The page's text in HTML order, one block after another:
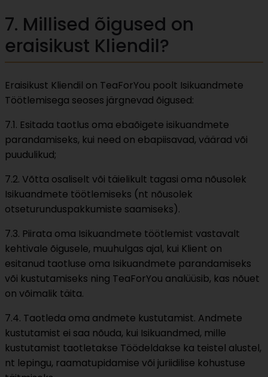
7. Millised õigused on
eraisikust Kliendil?
Eraisikust Kliendil on TeaForYou poolt Isikuandmete
Töötlemisega seoses järgnevad õigused:
7.1. Esitada taotlus oma ebaõigete isikuandmete
parandamiseks, kui need on ebapiisavad, väärad või
puudulikud;
7.2. Võtta osaliselt või täielikult tagasi oma nõusolek
Isikuandmete töötlemiseks (nt nõusolek
otseturunduspakkumiste saamiseks).
7.3. Piirata oma Isikuandmete töötlemist vastavalt
kehtivale õigusele, muuhulgas ajal, kui Klient on
esitanud taotluse oma Isikuandmete parandamiseks
või kustutamiseks ning TeaForYou analüüsib, kas nõuet
on võimalik täita.
7.4. Taotleda oma andmete kustutamist. Andmete
kustutamist ei saa nõuda, kui Isikuandmed, mille
kustutamist taotletakse Töödeldakse ka teistel alustel,
nt lepingu, raamatupidamise või juriidilise kohustuse